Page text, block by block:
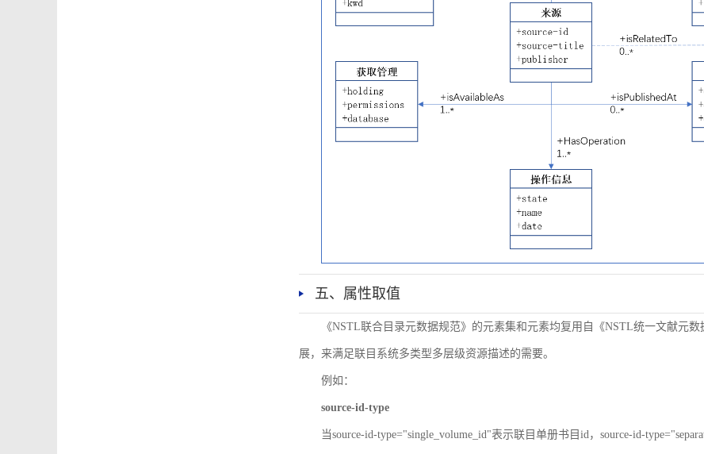
五、属性取值
《NSTL联合目录元数据规范》的元素集和元素均复用自《NSTL统一文献元
展，来满足联目系统多类型多层级资源描述的需要。
例如：
source-id-type
当source-id-type="single_volume_id"表示联目单册书目id，source-id-